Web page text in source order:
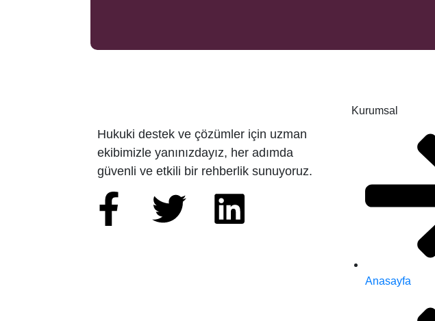
Hukuki destek ve çözümler için uzman
ekibimizle yanınızdayız, her adımda
güvenli ve etkili bir rehberlik sunuyoruz.
Kurumsal
Anasayfa